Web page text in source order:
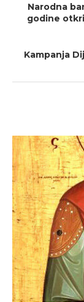
Narodna
godine
Kampanja